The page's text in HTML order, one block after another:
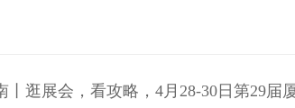
丨逛展会，看攻略，4月28-30日第29届